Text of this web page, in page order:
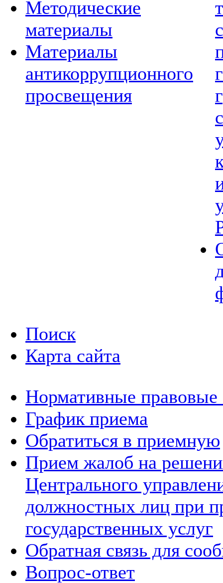
Методические
материалы
Материалы
антикоррупционного
просвещения
Поиск
Карта сайта
Нормативные правовые
График приема
Обратиться в приемную
Прием жалоб на
Центрального
должностных лиц при
государственных услуг
Обратная связь для
Вопрос-ответ